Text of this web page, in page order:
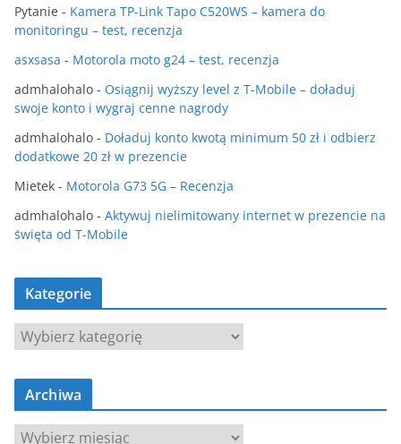
Pytanie - Kamera TP-Link Tapo C520WS – kamera do
monitoringu – test, recenzja
asxsasa - Motorola moto g24 – test, recenzja
admhalohalo - Osiągnij wyższy level z T-Mobile – doładuj
swoje konto i wygraj cenne nagrody
admhalohalo - Doładuj konto kwotą minimum 50 zł i odbierz
dodatkowe 20 zł w prezencie
Mietek - Motorola G73 5G – Recenzja
admhalohalo - Aktywuj nielimitowany internet w prezencie na
święta od T-Mobile
Kategorie
K
a
t
g
Archiwa
A